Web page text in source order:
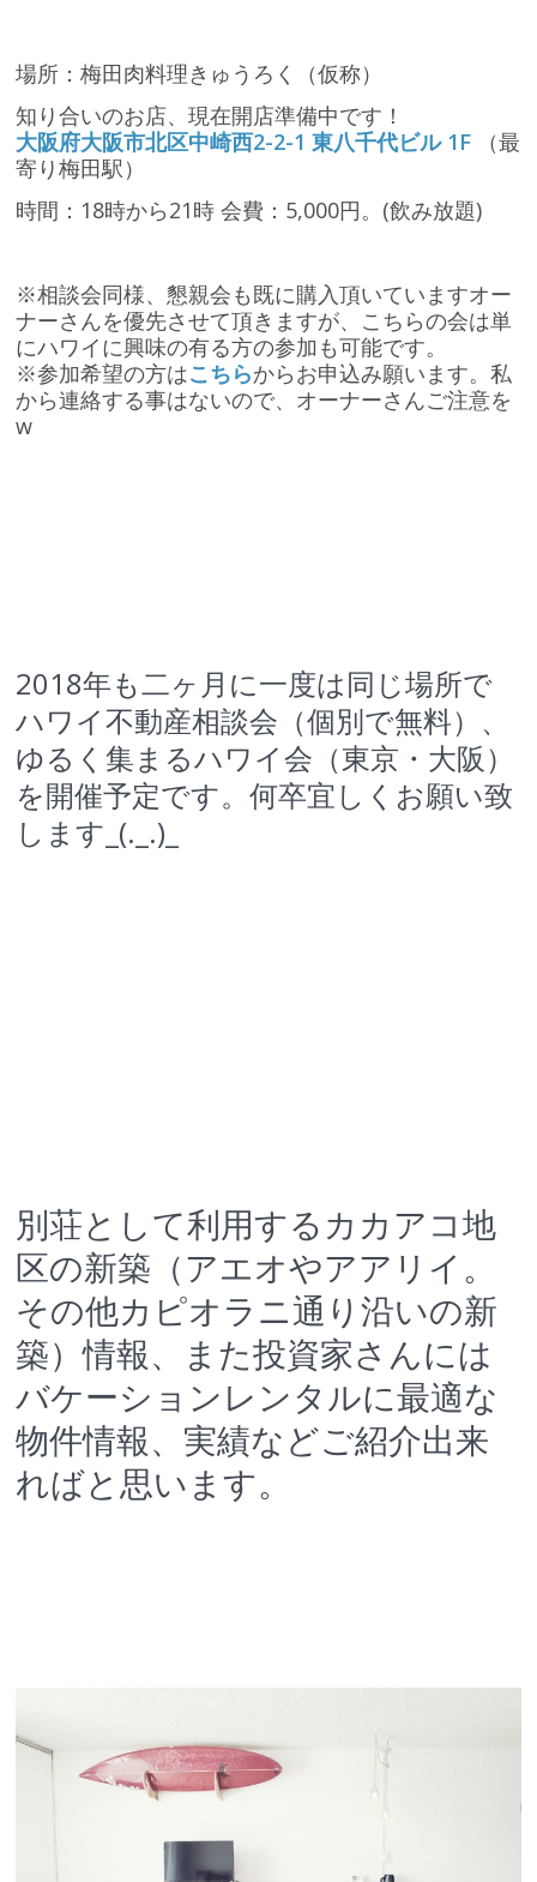
場所：梅田肉料理きゅうろく（仮称）
知り合いのお店、現在開店準備中です！
大阪府大阪市北区中崎西2-2-1 東八千代ビル 1F
（最
寄り梅田駅）
時間：18時から21時 会費：5,000円。(飲み放題)
※相談会同様、懇親会も既に購入頂いていますオー
ナーさんを優先させて頂きますが、こちらの会は単
にハワイに興味の有る方の参加も可能です。
※参加希望の方はこちらからお申込み願います。私
から連絡する事はないので、オーナーさんご注意を
w
2018年も二ヶ月に一度は同じ場所で
ハワイ不動産相談会（個別で無料）、
ゆるく集まるハワイ会（東京・大阪）
を開催予定です。何卒宜しくお願い致
します_(._.)_
別荘として利用するカカアコ地
区の新築（アエオやアアリイ。
その他カピオラニ通り沿いの新
築）情報、また投資家さんには
バケーションレンタルに最適な
物件情報、実績などご紹介出来
ればと思います。